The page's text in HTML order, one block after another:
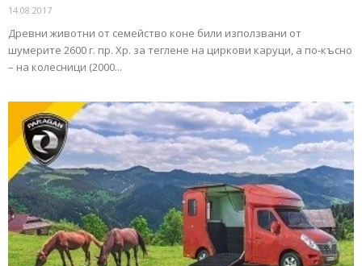
14.08.2017
Древни животни от семейство коне били използвани от
шумерите 2600 г. пр. Хр. за теглене на циркови каруци, а по-късно
– на колесници (2000...